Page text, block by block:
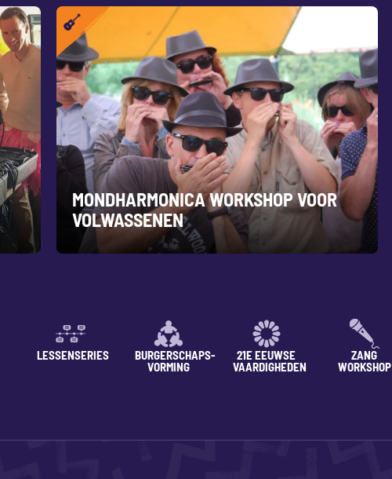
MONDHARMONICA WORKSHOP VOOR
VOLWASSENEN
LESSENSERIES
BURGERSCHAPS-
VORMING
21E EEUWSE
VAARDIGHEDEN
ZANG
WORKSHOP